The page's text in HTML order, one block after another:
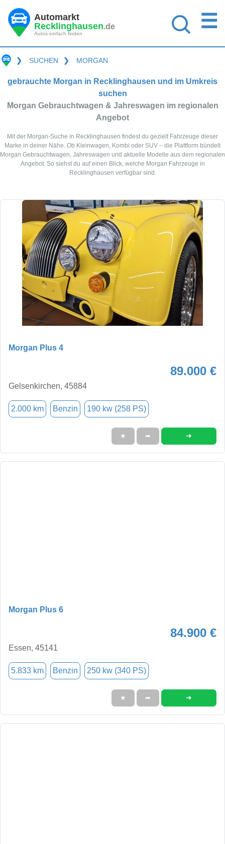
Automarkt
Recklinghausen.de
Autos einfach finden
☰
❯ SUCHEN ❯ MORGAN
gebrauchte Morgan in Recklinghausen und im Umkreis
suchen
Morgan Gebrauchtwagen & Jahreswagen im regionalen
Angebot
Mit der Morgan-Suche in Recklinghausen findest du gezielt Fahrzeuge dieser
Marke in deiner Nähe. Ob Kleinwagen, Kombi oder SUV – die Plattform bündelt
Morgan Gebrauchtwagen, Jahreswagen und aktuelle Modelle aus dem regionalen
Angebot. So siehst du auf einen Blick, welche Morgan Fahrzeuge in
Recklinghausen verfügbar sind.
Morgan Plus 4
89.000 €
Gelsenkirchen, 45884
2.000 km Benzin 190 kw (258 PS)
★ ➦ ➜
Morgan Plus 6
84.900 €
Essen, 45141
5.833 km Benzin 250 kw (340 PS)
★ ➦ ➜